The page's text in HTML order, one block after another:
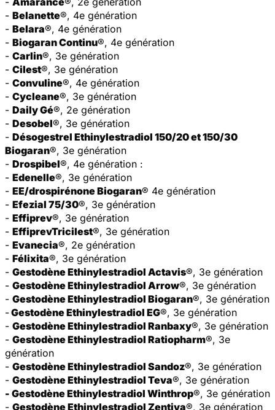
- Belanette®, 4e génération
- Belara®, 4e génération
- Biogaran Continu®, 4e génération
- Carlin®, 3e génération
- Cilest®, 3e génération
- Convuline®, 4e génération
- Cycleane®, 3e génération
- Daily Gé®, 2e génération
- Desobel®, 3e génération
- Désogestrel Ethinylestradiol 150/20 et 150/30
Biogaran®, 3e génération
- Drospibel®, 4e génération :
- Edenelle®, 3e génération
- EE/drospirénone Biogaran® 4e génération
- Efezial 75/30®, 3e génération
- Effiprev®, 3e génération
- EffiprevTricilest®, 3e génération
- Evanecia®, 2e génération
- Félixita®, 3e génération
- Gestodène Ethinylestradiol Actavis®, 3e génération
- Gestodène Ethinylestradiol Arrow®, 3e génération
- Gestodène Ethinylestradiol Biogaran®, 3e génération
-Gestodène Ethinylestradiol EG®, 3e génération
- Gestodène Ethinylestradiol Ranbaxy®, 3e génération
- Gestodène Ethinylestradiol Ratiopharm®, 3e
génération
- Gestodène Ethinylestradiol Sandoz®, 3e génération
- Gestodène Ethinylestradiol Teva®, 3e génération
- Gestodène Ethinylestradiol Winthrop®, 3e génération
- Gestodène Ethinylestradiol Zentiva®, 3e génération